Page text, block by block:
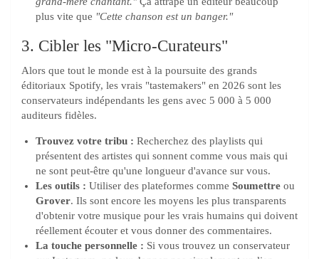
plus vite que "Cette chanson est un banger."
3. Cibler les "Micro-Curateurs"
Alors que tout le monde est à la poursuite des grands
éditoriaux Spotify, les vrais "tastemakers" en 2026 sont les
conservateurs indépendants les gens avec 5 000 à 5 000
auditeurs fidèles.
Trouvez votre tribu : Recherchez des playlists qui
présentent des artistes qui sonnent comme vous mais qui
ne sont peut-être qu'une longueur d'avance sur vous.
Les outils : Utiliser des plateformes comme Soumettre ou
Grover. Ils sont encore les moyens les plus transparents
d'obtenir votre musique pour les vrais humains qui doivent
réellement écouter et vous donner des commentaires.
La touche personnelle : Si vous trouvez un conservateur